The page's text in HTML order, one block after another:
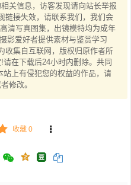
关信息，访客发现请向站长举报
链接失效，请联系我们，我们会
清写真图集，出镜模特均为成年
影爱好者提供素材与鉴赏学习
收集自互联网，版权归原作者所
在下载后24小时内删除。共同
上有侵犯您的权益的作品，请
修改。
收藏 0